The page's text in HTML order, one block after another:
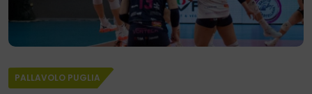
PALLAVOLO PUGLIA